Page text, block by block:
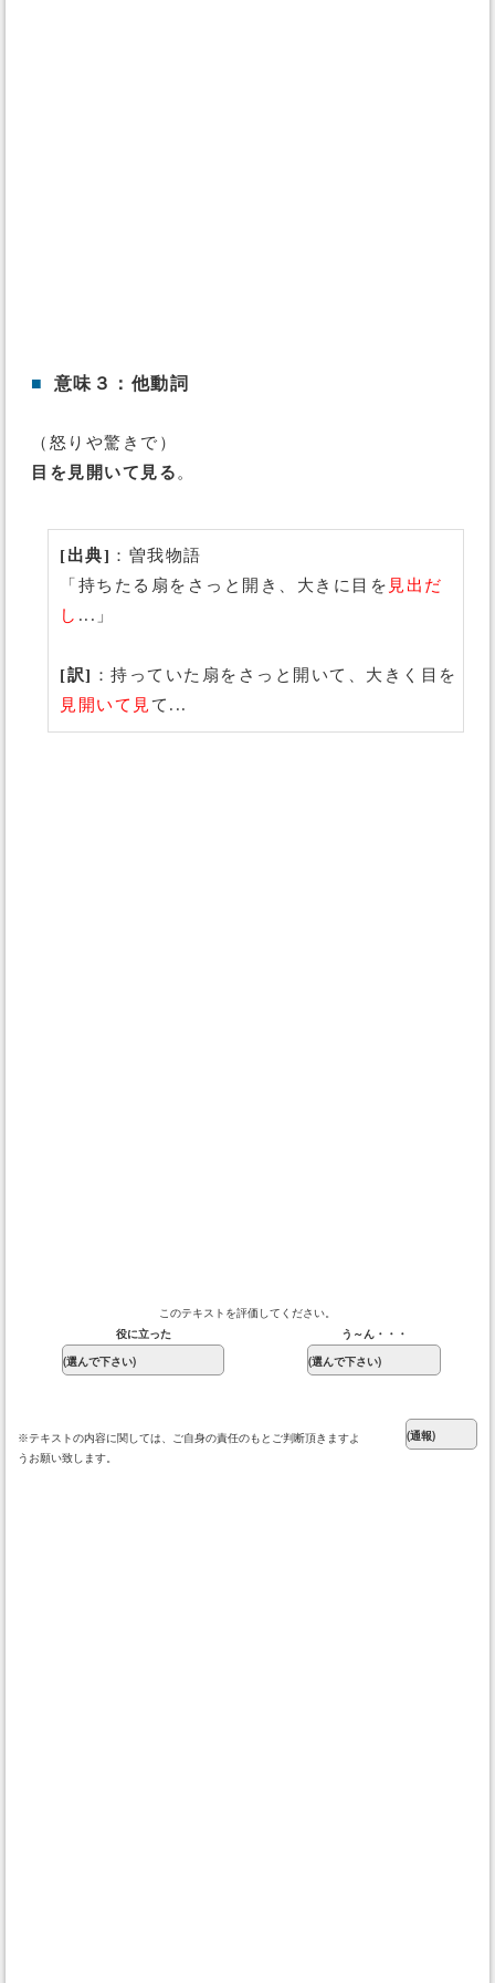
■ 意味３：他動詞
（怒りや驚きで）
目を見開いて見る 。
[出典] ：曽我物語
「持ちたる扇をさっと開き、大きに目を 見出だ
し ...」
[訳] ：持っていた扇をさっと開いて、大きく目を
見開いて見て...
このテキストを評価してください。
役に立った
う～ん・・・
※テキストの内容に関しては、ご自身の責任のもとご判断頂きますよ
うお願い致します。